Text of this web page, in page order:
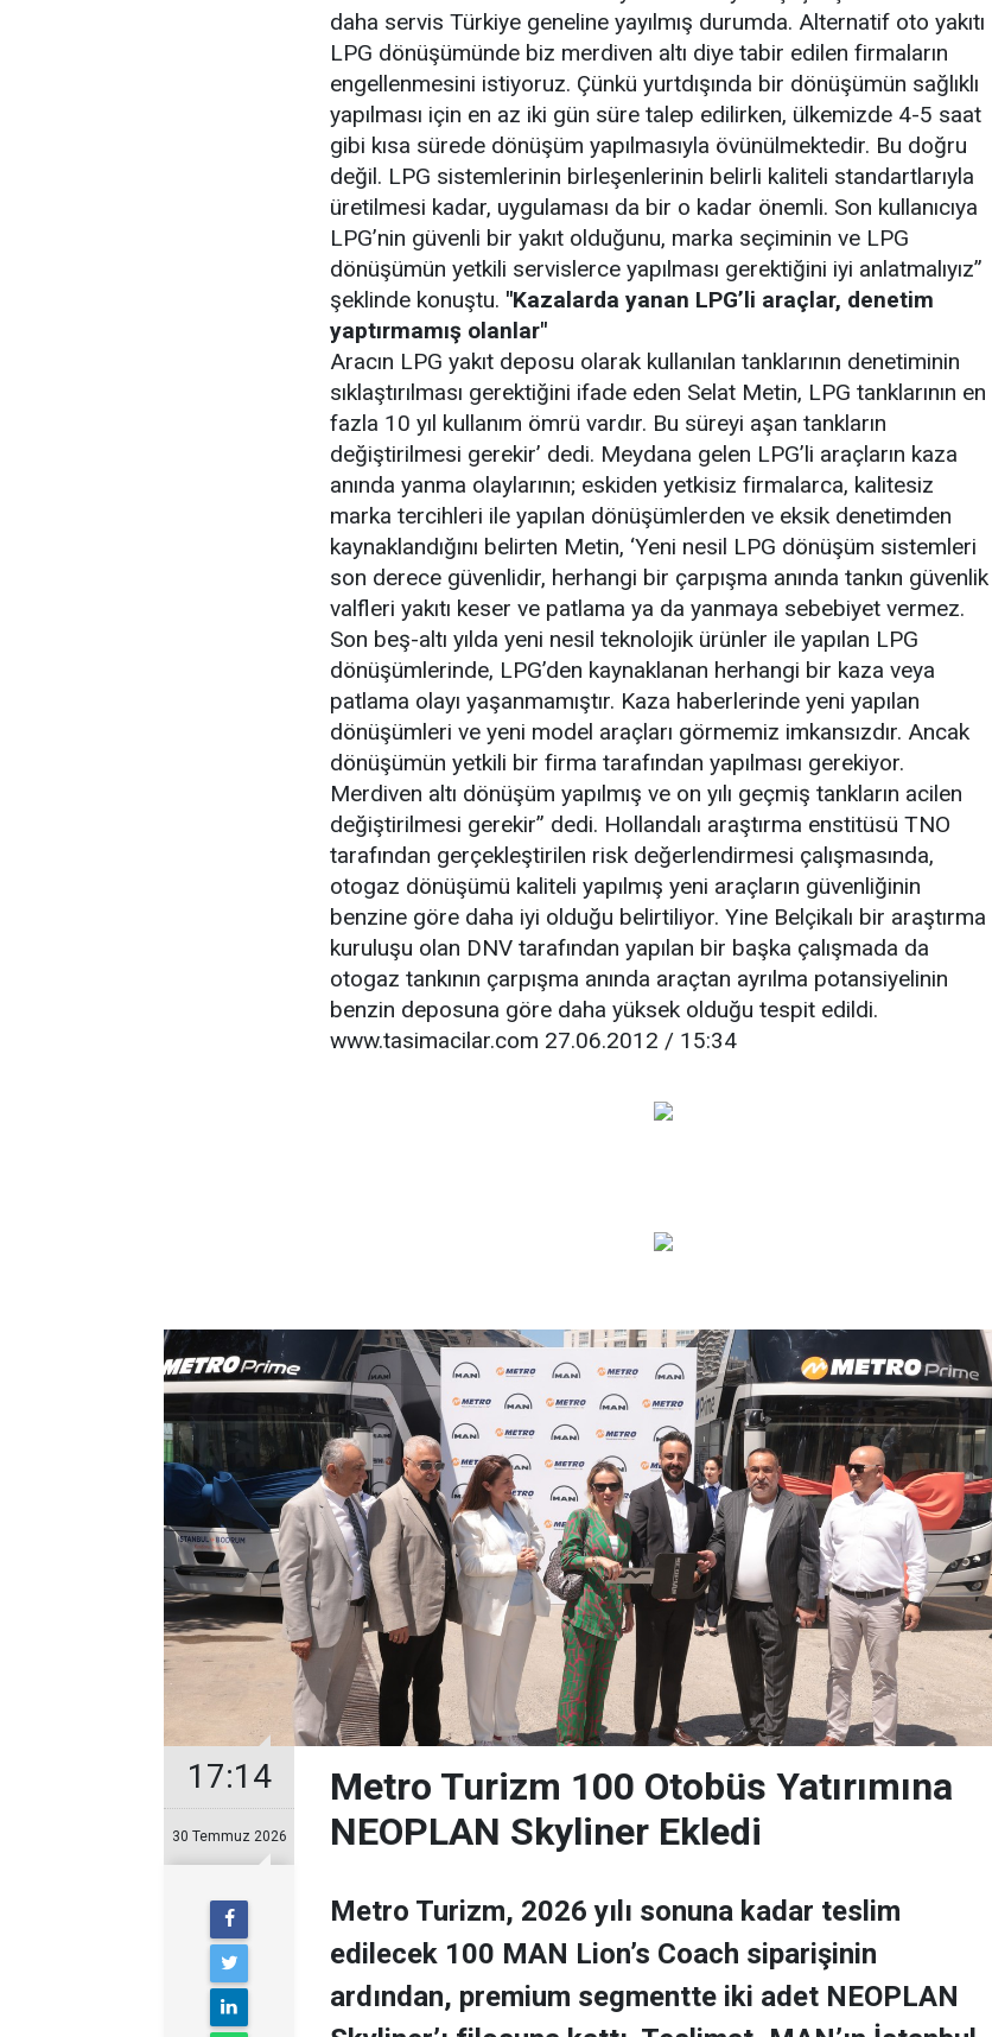
daha servis Türkiye geneline yayılmış durumda. Alternatif oto yakıtı
LPG dönüşümünde biz merdiven altı diye tabir edilen firmaların
engellenmesini istiyoruz. Çünkü yurtdışında bir dönüşümün sağlıklı
yapılması için en az iki gün süre talep edilirken, ülkemizde 4-5 saat
gibi kısa sürede dönüşüm yapılmasıyla övünülmektedir. Bu doğru
değil. LPG sistemlerinin birleşenlerinin belirli kaliteli standartlarıyla
üretilmesi kadar, uygulaması da bir o kadar önemli. Son kullanıcıya
LPG’nin güvenli bir yakıt olduğunu, marka seçiminin ve LPG
dönüşümün yetkili servislerce yapılması gerektiğini iyi anlatmalıyız”
şeklinde konuştu. "Kazalarda yanan LPG’li araçlar, denetim
yaptırmamış olanlar"
Aracın LPG yakıt deposu olarak kullanılan tanklarının denetiminin
sıklaştırılması gerektiğini ifade eden Selat Metin, LPG tanklarının en
fazla 10 yıl kullanım ömrü vardır. Bu süreyi aşan tankların
değiştirilmesi gerekir’ dedi. Meydana gelen LPG’li araçların kaza
anında yanma olaylarının; eskiden yetkisiz firmalarca, kalitesiz
marka tercihleri ile yapılan dönüşümlerden ve eksik denetimden
kaynaklandığını belirten Metin, ‘Yeni nesil LPG dönüşüm sistemleri
son derece güvenlidir, herhangi bir çarpışma anında tankın güvenlik
valfleri yakıtı keser ve patlama ya da yanmaya sebebiyet vermez.
Son beş-altı yılda yeni nesil teknolojik ürünler ile yapılan LPG
dönüşümlerinde, LPG’den kaynaklanan herhangi bir kaza veya
patlama olayı yaşanmamıştır. Kaza haberlerinde yeni yapılan
dönüşümleri ve yeni model araçları görmemiz imkansızdır. Ancak
dönüşümün yetkili bir firma tarafından yapılması gerekiyor.
Merdiven altı dönüşüm yapılmış ve on yılı geçmiş tankların acilen
değiştirilmesi gerekir” dedi. Hollandalı araştırma enstitüsü TNO
tarafından gerçekleştirilen risk değerlendirmesi çalışmasında,
otogaz dönüşümü kaliteli yapılmış yeni araçların güvenliğinin
benzine göre daha iyi olduğu belirtiliyor. Yine Belçikalı bir araştırma
kuruluşu olan DNV tarafından yapılan bir başka çalışmada da
otogaz tankının çarpışma anında araçtan ayrılma potansiyelinin
benzin deposuna göre daha yüksek olduğu tespit edildi.
www.tasimacilar.com 27.06.2012 / 15:34
17:14
30 Temmuz 2026
Metro Turizm 100 Otobüs Yatırımına
NEOPLAN Skyliner Ekledi
Metro Turizm, 2026 yılı sonuna kadar teslim
edilecek 100 MAN Lion’s Coach siparişinin
ardından, premium segmentte iki adet NEOPLAN